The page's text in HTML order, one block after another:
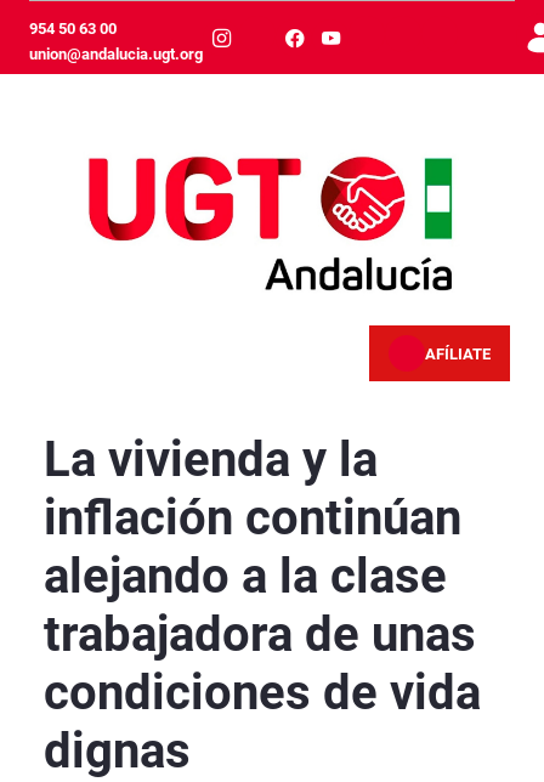
Skip to Main Content
954 50 63 00
union@andalucia.ugt.org
AFÍLIATE
La vivienda y la
inflación continúan
alejando a la clase
trabajadora de unas
condiciones de vida
dignas